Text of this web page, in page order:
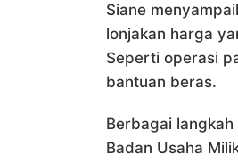
Siane
lonjakan harga
Seperti operasi
bantuan beras.
Berbagai
Badan Usaha